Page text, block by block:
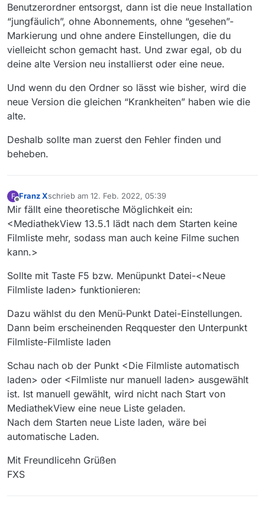
Benutzerordner entsorgst, dann ist die neue Installation
“jungfäulich”, ohne Abonnements, ohne “gesehen”-
Markierung und ohne andere Einstellungen, die du
vielleicht schon gemacht hast. Und zwar egal, ob du
deine alte Version neu installierst oder eine neue.
Und wenn du den Ordner so lässt wie bisher, wird die
neue Version die gleichen “Krankheiten” haben wie die
alte.
Deshalb sollte man zuerst den Fehler finden und
beheben.
F
Offline
Franz Xschrieb am 12. Feb. 2022, 05:39
zuletzt editiert von
Mir fällt eine theoretische Möglichkeit ein:
<MediathekView 13.5.1 lädt nach dem Starten keine
Filmliste mehr, sodass man auch keine Filme suchen
kann.>
Sollte mit Taste F5 bzw. Menüpunkt Datei-<Neue
Filmliste laden> funktionieren:
Dazu wählst du den Menü-Punkt Datei-Einstellungen.
Dann beim erscheinenden Reqquester den Unterpunkt
Filmliste-Filmliste laden
Schau nach ob der Punkt <Die Filmliste automatisch
laden> oder <Filmliste nur manuell laden> ausgewählt
ist. Ist manuell gewählt, wird nicht nach Start von
MediathekView eine neue Liste geladen.
Nach dem Starten neue Liste laden, wäre bei
automatische Laden.
Mit Freundlicehn Grüßen
FXS